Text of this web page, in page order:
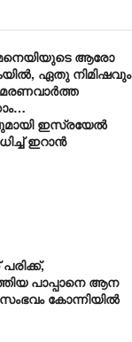
ആരോ​
ഏതു നിമിഷവും
മരണവാർത്ത
ഇസ്രയേൽ
ഇറാൻ
പാപ്പാനെ ആന
സംഭവം കോന്നിയിൽ